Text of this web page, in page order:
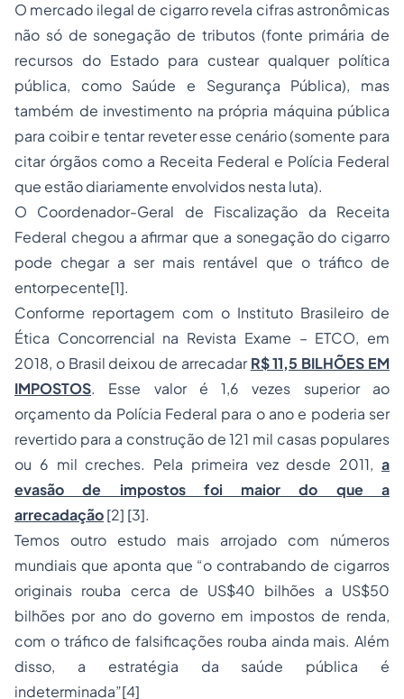
O mercado ilegal de cigarro revela cifras astronômicas
não só de sonegação de tributos (fonte primária de
recursos do Estado para custear qualquer política
pública, como Saúde e Segurança Pública), mas
também de investimento na própria máquina pública
para coibir e tentar reveter esse cenário (somente para
citar órgãos como a Receita Federal e Polícia Federal
que estão diariamente envolvidos nesta luta).
O Coordenador-Geral de Fiscalização da Receita
Federal chegou a afirmar que a sonegação do cigarro
pode chegar a ser mais rentável que o tráfico de
entorpecente[1].
Conforme reportagem com o Instituto Brasileiro de
Ética Concorrencial na Revista Exame – ETCO, em
2018, o Brasil deixou de arrecadarR$ 11,5 BILHÕES EM
IMPOSTOS. Esse valor é 1,6 vezes superior ao
orçamento da Polícia Federal para o ano e poderia ser
revertido para a construção de 121 mil casas populares
ou 6 mil creches. Pela primeira vez desde 2011, a
evasão de impostos foi maior do que a
arrecadação[2] [3].
Temos outro estudo mais arrojado com números
mundiais que aponta que “o contrabando de cigarros
originais rouba cerca de US$40 bilhões a US$50
bilhões por ano do governo em impostos de renda,
com o tráfico de falsificações rouba ainda mais. Além
disso, a estratégia da saúde pública é
indeterminada”[4]